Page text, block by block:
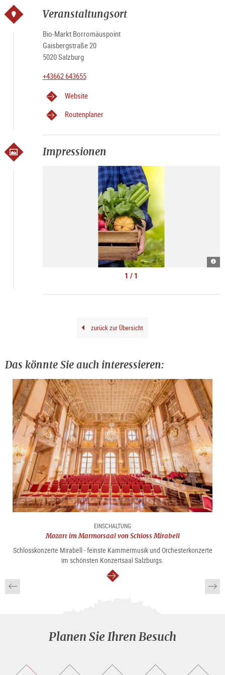
Veranstaltungsort
Bio-Markt Borromäuspoint
Gaisbergstraße 20
5020 Salzburg
+43662 643655
Website
Routenplaner
Impressionen
1 / 1
zurück zur Übersicht
Das könnte Sie auch interessieren:
EINSCHALTUNG
Mozart im Marmorsaal von Schloss Mirabell
Schlosskonzerte Mirabell - feinste Kammermusik und Orchesterkonzerte
im schönsten Konzertsaal Salzburgs.
weiter
Planen Sie Ihren Besuch